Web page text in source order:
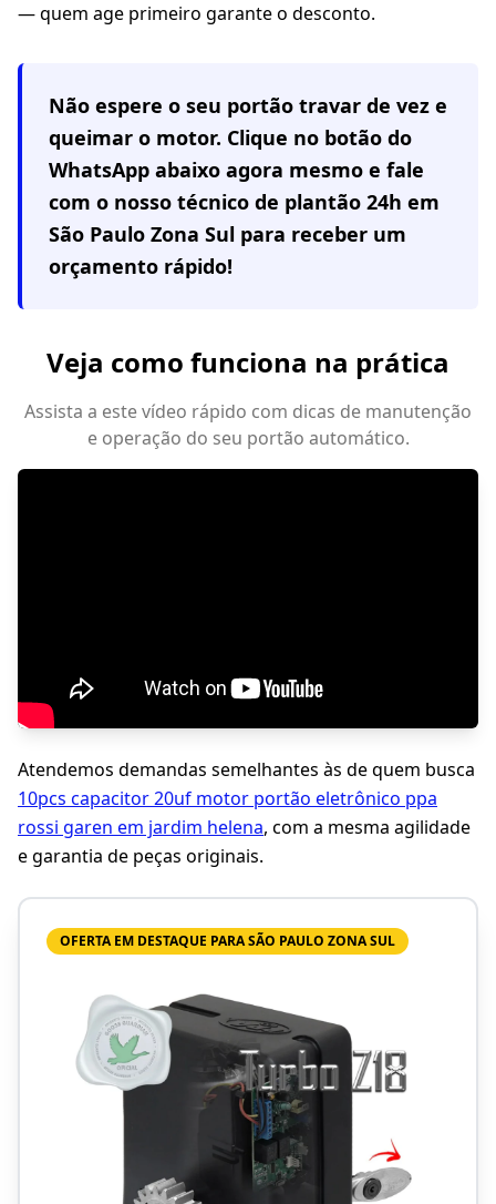
— quem age primeiro garante o desconto.
Não espere o seu portão travar de vez e
queimar o motor. Clique no botão do
WhatsApp abaixo agora mesmo e fale
com o nosso técnico de plantão 24h em
São Paulo Zona Sul para receber um
orçamento rápido!
Veja como funciona na prática
Assista a este vídeo rápido com dicas de manutenção
e operação do seu portão automático.
Atendemos demandas semelhantes às de quem busca
10pcs capacitor 20uf motor portão eletrônico ppa
rossi garen em jardim helena, com a mesma agilidade
e garantia de peças originais.
OFERTA EM DESTAQUE PARA SÃO PAULO ZONA SUL